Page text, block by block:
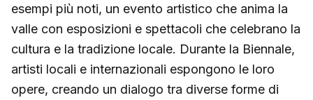
esempi più noti, un evento artistico che anima la
valle con esposizioni e spettacoli che celebrano la
cultura e la tradizione locale. Durante la Biennale,
artisti locali e internazionali espongono le loro
opere, creando un dialogo tra diverse forme di